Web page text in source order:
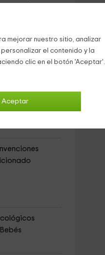
mejorar nuestro sitio, analizar
el contenido y la
clic en el botón 'Aceptar'.
Aceptar